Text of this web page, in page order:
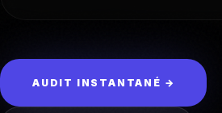
AUDIT INSTANTANÉ →